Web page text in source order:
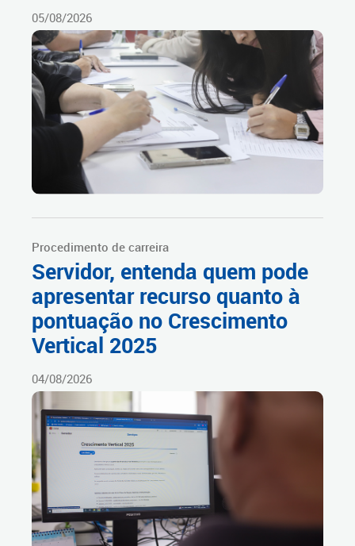
05/08/2026
Procedimento de carreira
Servidor, entenda quem pode
apresentar recurso quanto à
pontuação no Crescimento
Vertical 2025
04/08/2026